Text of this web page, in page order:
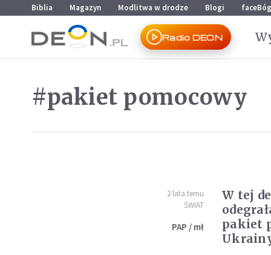
Przejdź do menu głównego
Przejdź do treści
Biblia Magazyn Modlitwa w drodze Blogi faceBóg
Radio DEON
#pakiet pomocowy
2 lata temu
ŚWIAT
PAP / mł
W tej
pakiet